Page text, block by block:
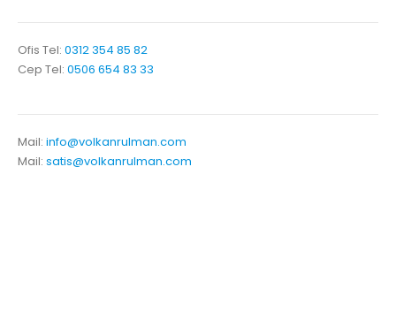
Ofis Tel: 0312 354 85 82
Cep Tel: 0506 654 83 33
Mail: info@volkanrulman.com
Mail: satis@volkanrulman.com